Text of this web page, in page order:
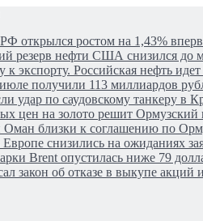
открылся ростом на 1,43%
резерв нефти США снизился до
к экспорту. Российская нефть
получили 113 миллиардов
удар по саудовскому танкеру в
цен на золото решит Ормузский
близки к соглашению по
снизились на ожиданиях
Brent опустилась ниже 79
закон об отказе в выкупе акций